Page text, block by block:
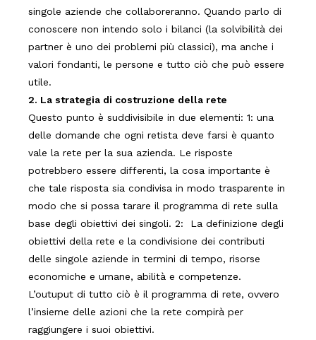
singole aziende che collaboreranno. Quando parlo di
conoscere non intendo solo i bilanci (la solvibilità dei
partner è uno dei problemi più classici), ma anche i
valori fondanti, le persone e tutto ciò che può essere
utile.
2. La strategia di costruzione della rete
Questo punto è suddivisibile in due elementi: 1: una
delle domande che ogni retista deve farsi è quanto
vale la rete per la sua azienda. Le risposte
potrebbero essere differenti, la cosa importante è
che tale risposta sia condivisa in modo trasparente in
modo che si possa tarare il programma di rete sulla
base degli obiettivi dei singoli. 2: La definizione degli
obiettivi della rete e la condivisione dei contributi
delle singole aziende in termini di tempo, risorse
economiche e umane, abilità e competenze.
L’outuput di tutto ciò è il programma di rete, ovvero
l’insieme delle azioni che la rete compirà per
raggiungere i suoi obiettivi.